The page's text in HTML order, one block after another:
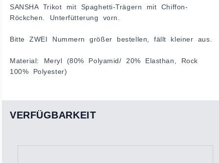
SANSHA Trikot mit Spaghetti-Trägern mit Chiffon-
Röckchen. Unterfütterung vorn.
Bitte ZWEI Nummern größer bestellen, fällt kleiner aus.
Material: Meryl (80% Polyamid/ 20% Elasthan, Rock
100% Polyester)
VERFÜGBARKEIT